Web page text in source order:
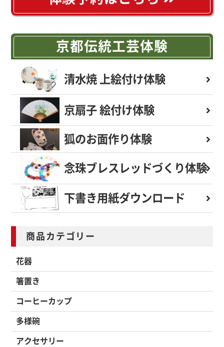
京都伝統工芸体験
清水焼 上絵付け体験
京扇子 絵付け体験
狐のお面作り体験
念珠ブレスレッドづくり体験
下書き用紙ダウンロード
商品カテゴリー
花器
箸置き
コーヒーカップ
多様碗
アクセサリー